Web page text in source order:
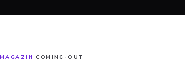
MAGAZIN ·COMING-OUT